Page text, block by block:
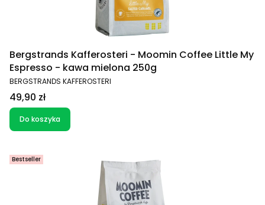
Bergstrands Kafferosteri - Moomin Coffee Little My
Espresso - kawa mielona 250g
PRODUCENT
BERGSTRANDS KAFFEROSTERI
Cena
49,90 zł
Do koszyka
Bestseller